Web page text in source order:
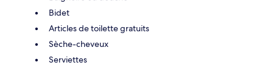
Bidet
Articles de toilette gratuits
Sèche-cheveux
Serviettes